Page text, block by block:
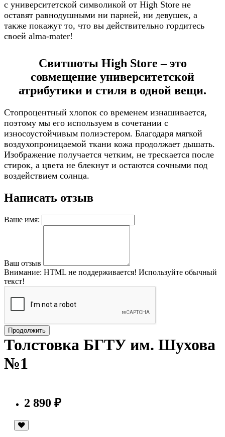
с университетской символикой от High Store не
оставят равнодушными ни парней, ни девушек, а
также покажут то, что вы действительно гордитесь
своей alma-mater!
Свитшоты High Store – это
совмещение университетской
атрибутики и стиля в одной вещи.
Стопроцентный хлопок со временем изнашивается,
поэтому мы его используем в сочетании с
износоустойчивым полиэстером. Благодаря мягкой
воздухопроницаемой ткани кожа продолжает дышать.
Изображение получается четким, не трескается после
стирок, а цвета не блекнут и остаются сочными под
воздействием солнца.
Написать отзыв
Ваше имя:
Ваш отзыв
Внимание: HTML не поддерживается! Используйте обычный
текст!
Продолжить
Толстовка БГТУ им. Шухова
№1
2 890 ₽